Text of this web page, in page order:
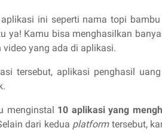
ini seperti nama topi
ya! Kamu bisa menghasilkan
video yang ada di aplikasi.
tersebut, aplikasi penghasil
menginstal 10 aplikasi yang
dari kedua platform tersebut,